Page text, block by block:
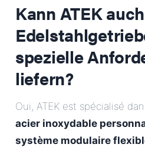
Kann ATEK
spezielle
liefern?
Oui, ATEK est spécialisé
acier inoxydable
système modulaire